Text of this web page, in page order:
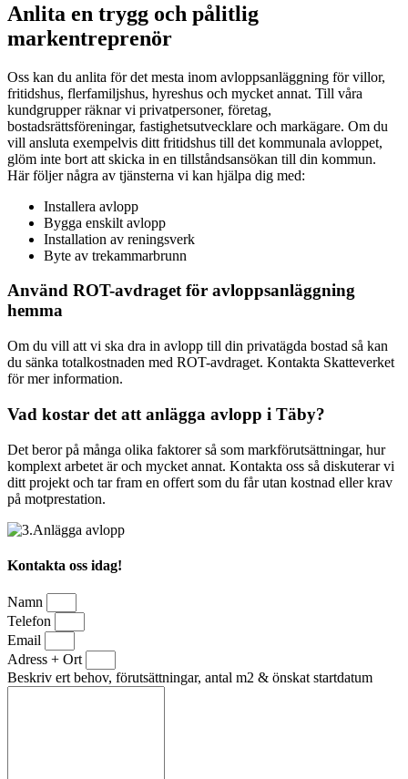
Anlita en trygg och pålitlig
markentreprenör
Oss kan du anlita för det mesta inom avloppsanläggning för villor,
fritidshus, flerfamiljshus, hyreshus och mycket annat. Till våra
kundgrupper räknar vi privatpersoner, företag,
bostadsrättsföreningar, fastighetsutvecklare och markägare. Om du
vill ansluta exempelvis ditt fritidshus till det kommunala avloppet,
glöm inte bort att skicka in en tillståndsansökan till din kommun.
Här följer några av tjänsterna vi kan hjälpa dig med:
Installera avlopp
Bygga enskilt avlopp
Installation av reningsverk
Byte av trekammarbrunn
Använd ROT-avdraget för avloppsanläggning
hemma
Om du vill att vi ska dra in avlopp till din privatägda bostad så kan
du sänka totalkostnaden med ROT-avdraget. Kontakta Skatteverket
för mer information.
Vad kostar det att anlägga avlopp i Täby?
Det beror på många olika faktorer så som markförutsättningar, hur
komplext arbetet är och mycket annat. Kontakta oss så diskuterar vi
ditt projekt och tar fram en offert som du får utan kostnad eller krav
på motprestation.
Kontakta oss idag!
Namn
Telefon
Email
Adress + Ort
Beskriv ert behov, förutsättningar, antal m2 & önskat startdatum